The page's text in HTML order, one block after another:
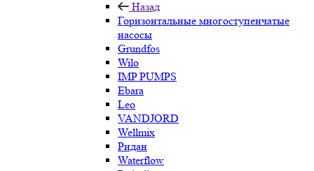
Назад
Горизонтальные многоступенчатые
насосы
Grundfos
Wilo
IMP PUMPS
Ebara
Leo
VANDJORD
Wellmix
Ридан
Waterflow